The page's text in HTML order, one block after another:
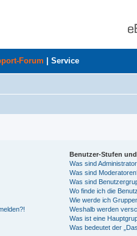
Forum Service
Benutzer-Stufen
Was sind
Was sind
Was sind
Wo finde ich die
Wie werde ich
Weshalb werden
Was ist eine
Was bedeutet der